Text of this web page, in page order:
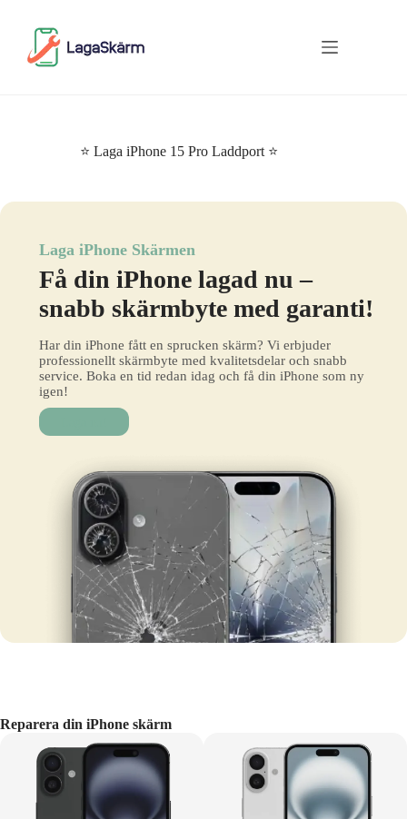
⭐ Laga iPhone 15 Pro Laddport ⭐
Laga iPhone Skärmen
Få din iPhone lagad nu –
snabb skärmbyte med garanti!
Har din iPhone fått en sprucken skärm? Vi erbjuder
professionellt skärmbyte med kvalitetsdelar och snabb
service. Boka en tid redan idag och få din iPhone som ny
igen!
Reparera din iPhone skärm